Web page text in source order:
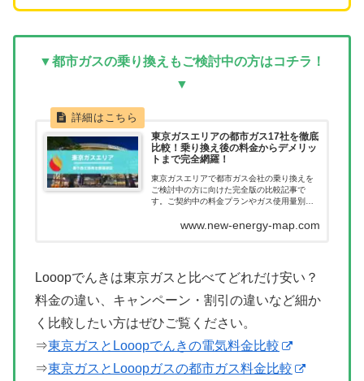
▼都市ガスの乗り換えもご検討中の方はコチラ！
▼
東京ガスエリアの都市ガス17社を徹底
比較！乗り換え後の料金からデメリッ
トまで完全網羅！
東京ガスエリアで都市ガス会社の乗り換えを
ご検討中の方に向けた完全版の比較記事で
す。ご契約中の料金プランやガス使用量別に
だけます。都市ガス会社を乗り換えたあとに
www.new-energy-map.com
Looopでんきは東京ガスと比べてどれだけ安い？
料金の違い、キャンペーン・割引の違いなど細か
く比較したい方はぜひご覧ください。
⇒東京ガスとLooopでんきの電気料金比較
⇒東京ガスとLooopガスの都市ガス料金比較